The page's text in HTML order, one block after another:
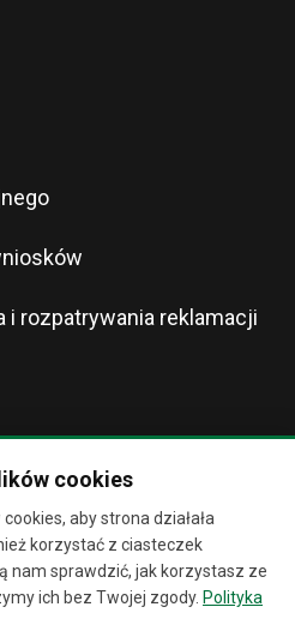
i rozpatrywania reklamacji
cookies
aby strona działała
korzystać z ciasteczek
nam sprawdzić, jak korzystasz ze
ich bez Twojej zgody. Polityka
wirtualnymi